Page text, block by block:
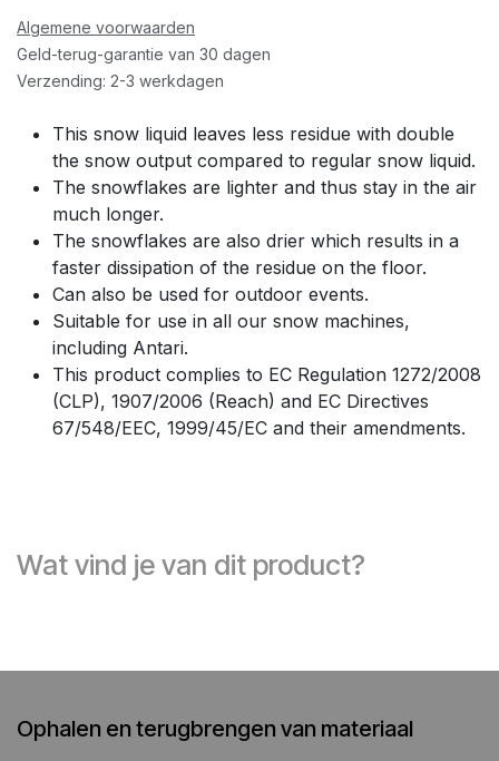
Algemene voorwaarden
Geld-terug-garantie van 30 dagen
Verzending: 2-3 werkdagen
This snow liquid leaves less residue with double
the snow output compared to regular snow liquid.
The snowflakes are lighter and thus stay in the air
much longer.
The snowflakes are also drier which results in a
faster dissipation of the residue on the floor.
Can also be used for outdoor events.
Suitable for use in all our snow machines,
including Antari.
This product complies to EC Regulation 1272/2008
(CLP), 1907/2006 (Reach) and EC Directives
67/548/EEC, 1999/45/EC and their amendments.
Wat vind je van dit product?
Ophalen en terugbrengen van materiaal